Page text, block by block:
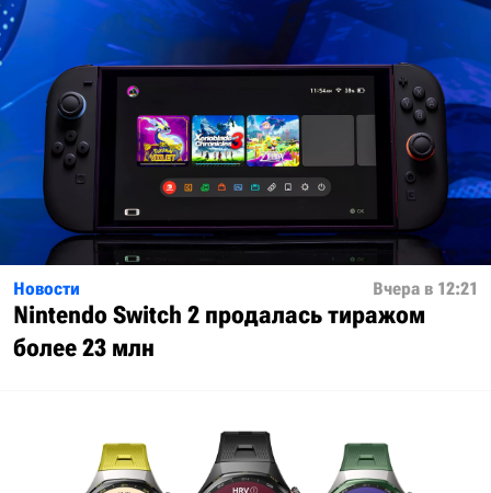
Новости Вчера в 12:21
Nintendo Switch 2 продалась тиражом
более 23 млн